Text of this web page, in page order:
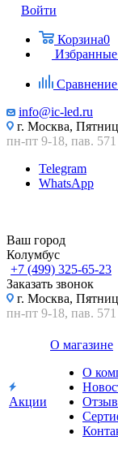
Войти
Корзина0
Сравнение
info@ic-led.ru
г. Москва,
пн-пт 9-18, пав.
Telegram
WhatsApp
Ваш город
Колумбус
+7 (499) 325-65-23
Заказать звонок
г. Москва,
пн-пт 9-18, пав.
Акции
О магазине
О